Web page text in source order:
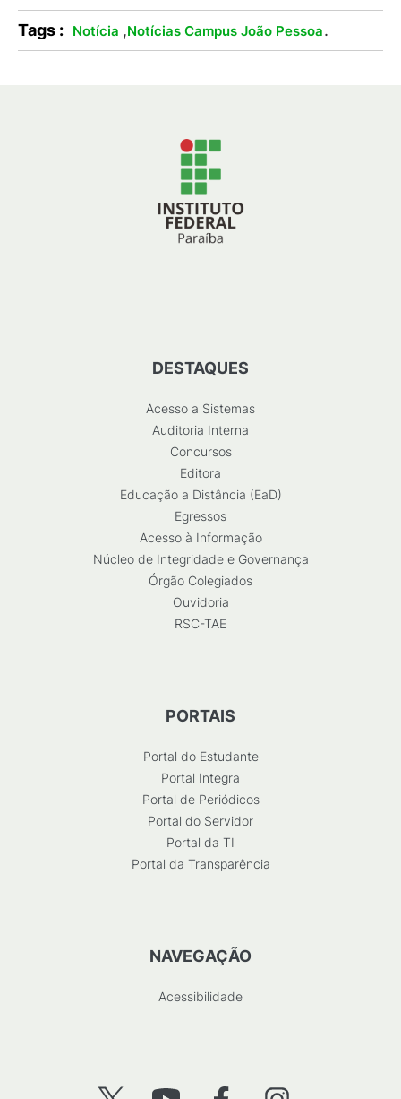
Tags : Notícia ,Notícias Campus João Pessoa.
DESTAQUES
Acesso a Sistemas
Auditoria Interna
Concursos
Editora
Educação a Distância (EaD)
Egressos
Acesso à Informação
Núcleo de Integridade e Governança
Órgão Colegiados
Ouvidoria
RSC-TAE
PORTAIS
Portal do Estudante
Portal Integra
Portal de Periódicos
Portal do Servidor
Portal da TI
Portal da Transparência
NAVEGAÇÃO
Acessibilidade